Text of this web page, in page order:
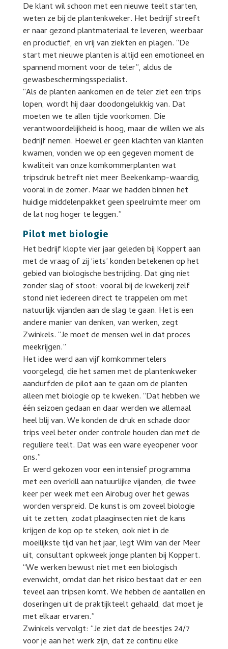
De klant wil schoon met een nieuwe teelt starten,
weten ze bij de plantenkweker. Het bedrijf streeft
er naar gezond plantmateriaal te leveren, weerbaar
en productief, en vrij van ziekten en plagen. “De
start met nieuwe planten is altijd een emotioneel en
spannend moment voor de teler”, aldus de
gewasbeschermingsspecialist.
“Als de planten aankomen en de teler ziet een trips
lopen, wordt hij daar doodongelukkig van. Dat
moeten we te allen tijde voorkomen. Die
verantwoordelijkheid is hoog, maar die willen we als
bedrijf nemen. Hoewel er geen klachten van klanten
kwamen, vonden we op een gegeven moment de
kwaliteit van onze komkommerplanten wat
tripsdruk betreft niet meer Beekenkamp-waardig,
vooral in de zomer. Maar we hadden binnen het
huidige middelenpakket geen speelruimte meer om
de lat nog hoger te leggen.”
Pilot met biologie
Het bedrijf klopte vier jaar geleden bij Koppert aan
met de vraag of zij ‘iets’ konden betekenen op het
gebied van biologische bestrijding. Dat ging niet
zonder slag of stoot: vooral bij de kwekerij zelf
stond niet iedereen direct te trappelen om met
natuurlijk vijanden aan de slag te gaan. Het is een
andere manier van denken, van werken, zegt
Zwinkels. “Je moet de mensen wel in dat proces
meekrijgen.”
Het idee werd aan vijf komkommertelers
voorgelegd, die het samen met de plantenkweker
aandurfden de pilot aan te gaan om de planten
alleen met biologie op te kweken. “Dat hebben we
één seizoen gedaan en daar werden we allemaal
heel blij van. We konden de druk en schade door
trips veel beter onder controle houden dan met de
reguliere teelt. Dat was een ware eyeopener voor
ons.”
Er werd gekozen voor een intensief programma
met een overkill aan natuurlijke vijanden, die twee
keer per week met een Airobug over het gewas
worden verspreid. De kunst is om zoveel biologie
uit te zetten, zodat plaaginsecten niet de kans
krijgen de kop op te steken, ook niet in de
moeilijkste tijd van het jaar, legt Wim van der Meer
uit, consultant opkweek jonge planten bij Koppert.
“We werken bewust niet met een biologisch
evenwicht, omdat dan het risico bestaat dat er een
teveel aan tripsen komt. We hebben de aantallen en
doseringen uit de praktijkteelt gehaald, dat moet je
met elkaar ervaren.”
Zwinkels vervolgt: “Je ziet dat de beestjes 24/7
voor je aan het werk zijn, dat ze continu elke